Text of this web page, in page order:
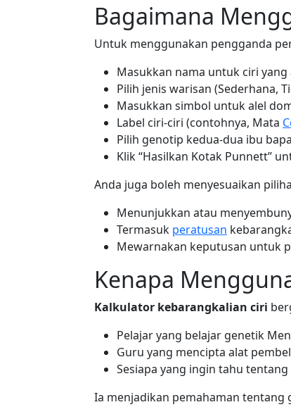
Bagaimana
Untuk menggunakan pengganda
Masukkan nama untuk ciri
Pilih jenis warisan (Sederhana,
Masukkan simbol untuk alel
Label ciri-ciri (contohnya, Mata
Pilih genotip kedua-dua ibu bapa
Klik “Hasilkan Kotak Punnett”
Anda juga boleh menyesuaikan
Menunjukkan atau
Termasuk peratusan
Mewarnakan keputusan untuk
Kenapa
Kalkulator kebarangkalian ciri
Pelajar yang belajar genetik
Guru yang mencipta alat
Sesiapa yang ingin tahu
Ia menjadikan pemahaman